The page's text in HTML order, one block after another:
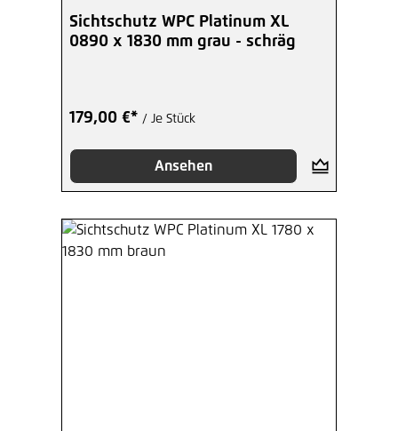
Sichtschutz WPC Platinum XL
0890 x 1830 mm grau - schräg
179,00 €* / Je Stück
Ansehen